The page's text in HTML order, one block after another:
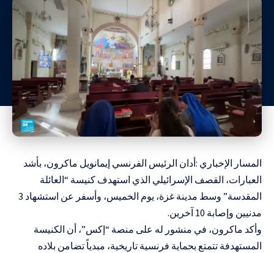
المسار الإخباري :أدان الرئيس الفرنسي إيمانويل ماكرون، بأشد
العبارات، القصف الإسرائيلي الذي استهدف كنيسة “العائلة
المقدسة” وسط مدينة غزة، يوم الخميس، وأسفر عن استشهاد 3
مدنيين وإصابة 10 آخرين.
وأكد ماكرون، في منشور له على منصة “إكس”، أن الكنيسة
المستهدفة تتمتع بحماية فرنسية تاريخية، مبدياً تضامن بلاده